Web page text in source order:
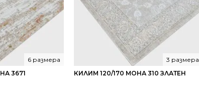
3671
6 размера
КИЛИМ 120/170 МОНА 310 ЗЛАТЕН
3 размера